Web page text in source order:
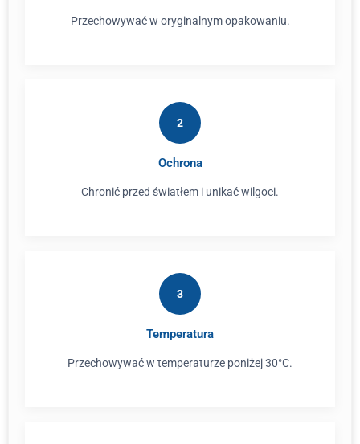
Przechowywać w oryginalnym opakowaniu.
2
Ochrona
Chronić przed światłem i unikać wilgoci.
3
Temperatura
Przechowywać w temperaturze poniżej 30°C.